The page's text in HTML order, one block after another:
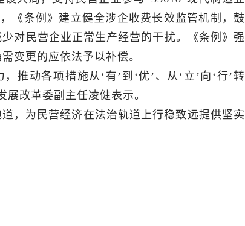
《条例》建立健全涉企收费长效监管机制，鼓
对民营企业正常生产经营的干扰。《条例》强
变更的应依法予以补偿。
推动各项措施从‘有’到‘优’、从‘立’向‘行’转
改革委副主任凌健表示。
，为民营经济在法治轨道上行稳致远提供坚实